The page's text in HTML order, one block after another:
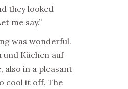
they looked
me say.”
was wonderful.
und Küchen auf
also in a pleasant
cool it off. The